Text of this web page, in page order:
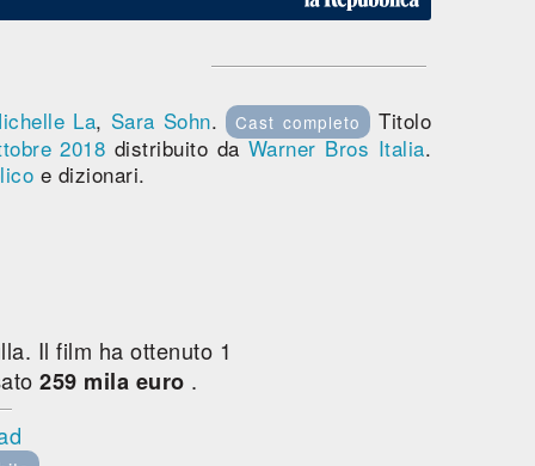
La, Sara Sohn. Cast completo
Titolo
2018 distribuito daWarner Bros Italia.
e dizionari.
Il film ha ottenuto 1
259 mila euro .